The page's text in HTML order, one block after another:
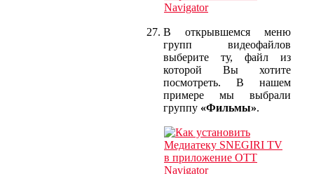
В открывшемся меню
групп видеофайлов
выберите ту, файл из
которой Вы хотите
посмотреть. В нашем
примере мы выбрали
группу «Фильмы».